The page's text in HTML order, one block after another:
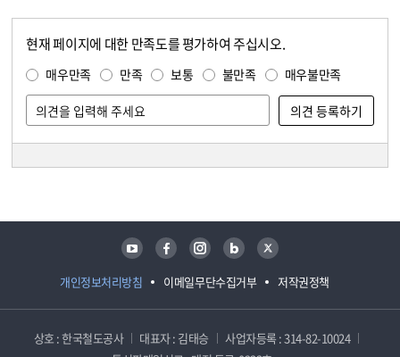
현재 페이지에 대한 만족도를 평가하여 주십시오.
매우만족 만족 보통 불만족 매우불만족
개인정보처리방침 이메일무단수집거부 저작권정책
유튜브 페이스북 인스타그램 블로그 트위터
상호 : 한국철도공사 대표자 : 김태승
사업자등록 : 314-82-10024